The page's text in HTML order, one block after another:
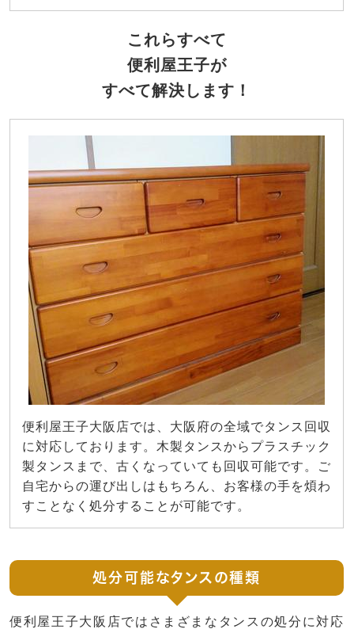
これらすべて
便利屋王子が
すべて解決します！
便利屋王子大阪店では、大阪府の全域でタンス回収
に対応しております。木製タンスからプラスチック
製タンスまで、古くなっていても回収可能です。ご
自宅からの運び出しはもちろん、お客様の手を煩わ
すことなく処分することが可能です。
処分可能なタンスの種類
便利屋王子大阪店ではさまざまなタンスの処分に対応